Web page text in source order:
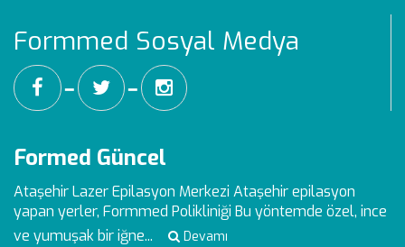
Formmed Sosyal Medya
━ ━
Formed Güncel
Ataşehir Lazer Epilasyon Merkezi Ataşehir epilasyon
yapan yerler, Formmed Polikliniği Bu yöntemde özel, ince
ve yumuşak bir iğne...
Devamı